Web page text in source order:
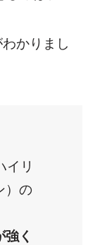
かりまし
イリ
）の
強く